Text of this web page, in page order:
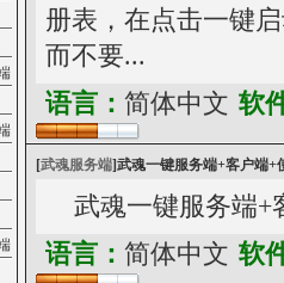
册表，在点击一键
而不要...
语言： 简体中文 软
[武魂服务端]武魂一键服务端+客户端+
武魂一键服务端+
语言： 简体中文 软